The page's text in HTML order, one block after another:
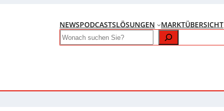
NEWSPODCASTSLÖSUNGEN MARKTÜBERSICHT
Search